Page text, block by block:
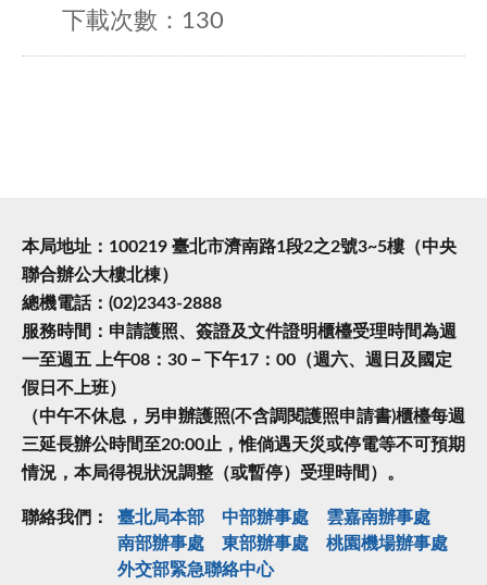
下載次數：130
本局地址：100219 臺北市濟南路1段2之2號3~5樓（中央
聯合辦公大樓北棟）
總機電話：(02)2343-2888
服務時間：申請護照、簽證及文件證明櫃檯受理時間為週
一至週五 上午08：30－下午17：00（週六、週日及國定
假日不上班）
（中午不休息，另申辦護照(不含調閱護照申請書)櫃檯每週
三延長辦公時間至20:00止，惟倘遇天災或停電等不可預期
情況，本局得視狀況調整（或暫停）受理時間）。
聯絡我們： 臺北局本部 中部辦事處
雲嘉南辦事處
南部辦事處
東部辦事處
桃園機場辦事處
外交部緊急聯絡中⼼